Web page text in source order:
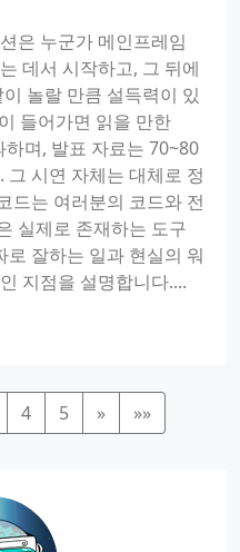
은 누군가 메인프레임
데서 시작하고, 그 뒤에
놀랄 만큼 설득력이 있
들어가면 읽을 만한
하며, 발표 자료는 70~80
시연 자체는 대체로 정
드는 여러분의 코드와 전
실제로 존재하는 도구
잘하는 일과 현실의 워
지점을 설명합니다....
4 5 » »»